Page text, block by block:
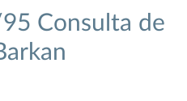
Consulta de